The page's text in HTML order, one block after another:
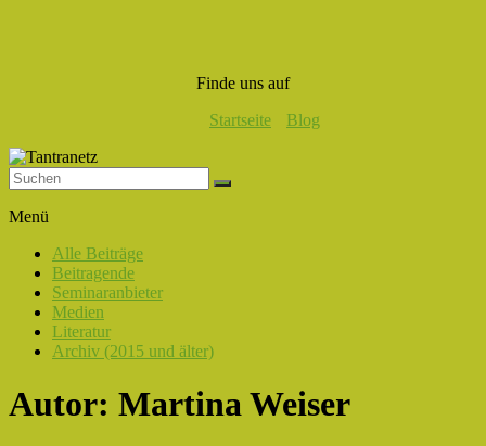
Finde uns auf
Startseite
Blog
Liebe,
Eros
Tantra
Menü
Alle Beiträge
Beitragende
Seminaranbieter
Medien
Literatur
Archiv (2015 und älter)
Autor: Martina Weiser